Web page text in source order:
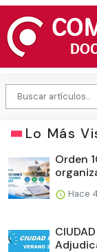
Lo Más
Orden
Hace